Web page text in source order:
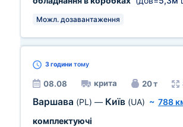
Можл. дозавантаження
3 години тому
08.08 крита 20 т
Варшава (PL) — Київ (UA) ~ 788
комплектуючі